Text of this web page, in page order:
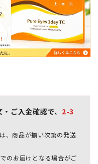
ご入金確認で、 2-3
、商品が揃い次第の発送
のお届けとなる場合がご